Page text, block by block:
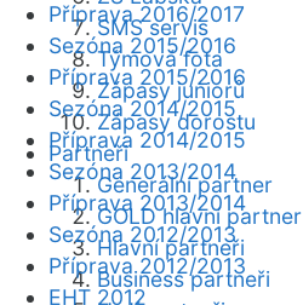
SMS servis
Týmová fota
Zápasy juniorů
Zápasy dorostu
Partneři
Generální partner
GOLD hlavní partner
Hlavní partneři
Business partneři
Příprava 2016/2017
Sezóna 2015/2016
Příprava 2015/2016
Sezóna 2014/2015
Příprava 2014/2015
Sezóna 2013/2014
Příprava 2013/2014
Sezóna 2012/2013
Příprava 2012/2013
EHT 2012